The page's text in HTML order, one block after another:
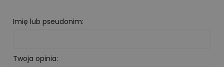
Imię lub pseudonim:
Twoja opinia: